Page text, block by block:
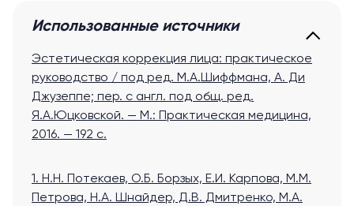
Использованные источники
Эстетическая коррекция лица: практическое
руководство / под ред. М.А.Шиффмана, А. Ди
Джузеппе; пер. с англ. под общ. ред.
Я.А.Юцковской. — М.: Практическая медицина,
2016. — 192 с.
1. Н.Н. Потекаев, О.Б. Борзых, Е.И. Карпова, М.М.
Петрова, Н.А. Шнайдер, Д.В. Дмитренко, М.А.